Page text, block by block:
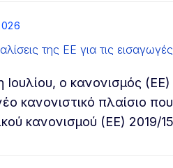
της ΕΕ για τις
Ιουλίου, ο κανονισμός
κανονιστικό πλαίσιο
κανονισμού (ΕΕ) 2019/